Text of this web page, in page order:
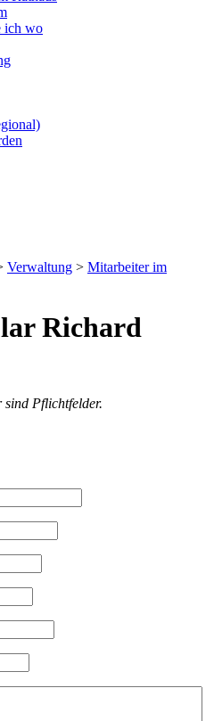
ich wo
Verwaltung > Mitarbeiter im
Richard
sind Pflichtfelder.